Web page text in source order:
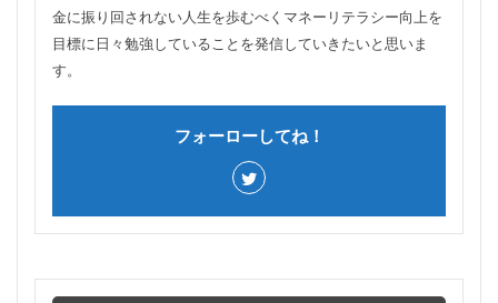
金に振り回されない人生を歩むべくマネーリテラシー向上を
目標に日々勉強していることを発信していきたいと思いま
す。
フォーローしてね！